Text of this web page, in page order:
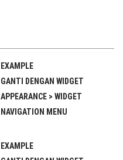
EXAMPLE
GANTI DENGAN WIDGET
APPEARANCE > WIDGET
NAVIGATION MENU
EXAMPLE